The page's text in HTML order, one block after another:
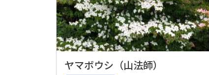
ヤマボウシ（山法師）